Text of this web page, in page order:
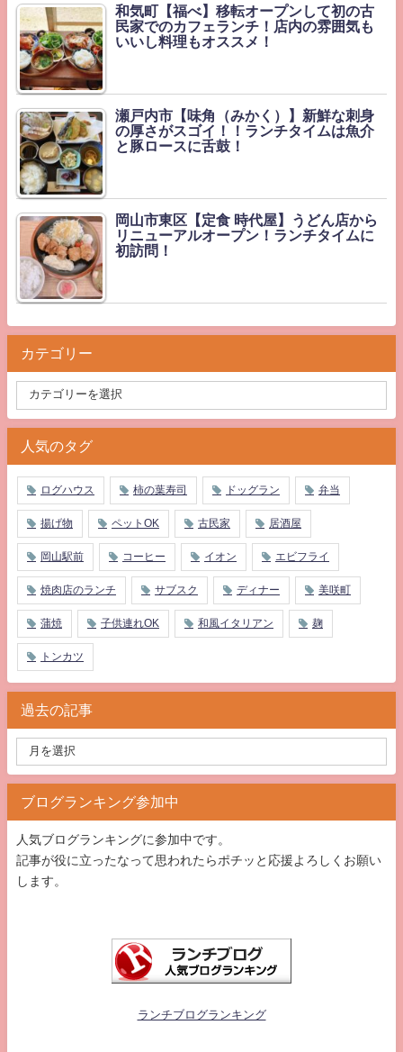
和気町【福べ】移転オープンして初の古
民家でのカフェランチ！店内の雰囲気も
いいし料理もオススメ！
瀬戸内市【味角（みかく）】新鮮な刺身
の厚さがスゴイ！！ランチタイムは魚介
と豚ロースに舌鼓！
岡山市東区【定食 時代屋】うどん店から
リニューアルオープン！ランチタイムに
初訪問！
カテゴリー
人気のタグ
ログハウス 柿の葉寿司 ドッグラン 弁当
揚げ物 ペットOK 古民家 居酒屋
岡山駅前 コーヒー イオン エビフライ
焼肉店のランチ サブスク ディナー 美咲町
蒲焼 子供連れOK 和風イタリアン 麹
トンカツ
過去の記事
ブログランキング参加中
人気ブログランキングに参加中です。
記事が役に立ったなって思われたらポチッと応援よろしくお願い
します。
ランチブログランキング